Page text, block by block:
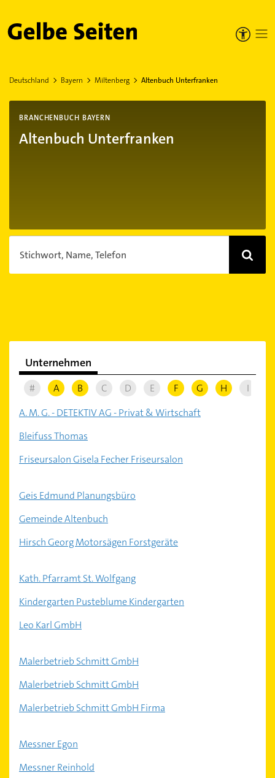
Gelbe Seiten
Deutschland Bayern Miltenberg Altenbuch Unterfranken
BRANCHENBUCH BAYERN
Altenbuch Unterfranken
Stichwort, Name, Telefon
Unternehmen
# A B C D E F G H I
A. M. G. - DETEKTIV AG - Privat & Wirtschaft
Bleifuss Thomas
Friseursalon Gisela Fecher Friseursalon
Geis Edmund Planungsbüro
Gemeinde Altenbuch
Hirsch Georg Motorsägen Forstgeräte
Kath. Pfarramt St. Wolfgang
Kindergarten Pusteblume Kindergarten
Leo Karl GmbH
Malerbetrieb Schmitt GmbH
Malerbetrieb Schmitt GmbH
Malerbetrieb Schmitt GmbH Firma
Messner Egon
Messner Reinhold